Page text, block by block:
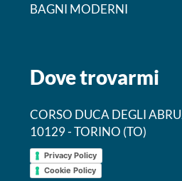
BAGNI MODERNI
Dove trovarmi
CORSO DUCA DEGLI
10129 - TORINO (TO)
Privacy Policy
Cookie Policy